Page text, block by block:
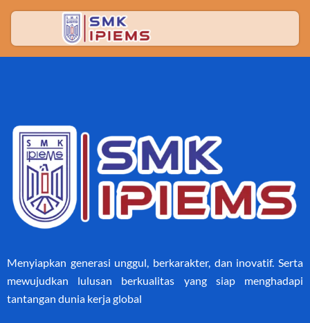
Menyiapkan generasi unggul, berkarakter, dan inovatif. Serta
mewujudkan lulusan berkualitas yang siap menghadapi
tantangan dunia kerja global